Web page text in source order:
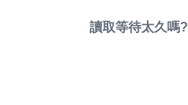
讀取等待太久嗎?